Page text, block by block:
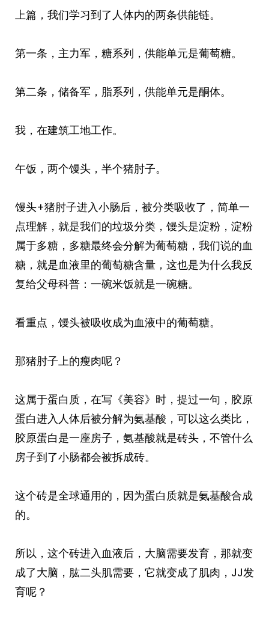
上篇，我们学习到了人体内的两条供能链。
第一条，主力军，糖系列，供能单元是葡萄糖。
第二条，储备军，脂系列，供能单元是酮体。
我，在建筑工地工作。
午饭，两个馒头，半个猪肘子。
馒头+猪肘子进入小肠后，被分类吸收了，简单一
点理解，就是我们的垃圾分类，馒头是淀粉，淀粉
属于多糖，多糖最终会分解为葡萄糖，我们说的血
糖，就是血液里的葡萄糖含量，这也是为什么我反
复给父母科普：一碗米饭就是一碗糖。
看重点，馒头被吸收成为血液中的葡萄糖。
那猪肘子上的瘦肉呢？
这属于蛋白质，在写《美容》时，提过一句，胶原
蛋白进入人体后被分解为氨基酸，可以这么类比，
胶原蛋白是一座房子，氨基酸就是砖头，不管什么
房子到了小肠都会被拆成砖。
这个砖是全球通用的，因为蛋白质就是氨基酸合成
的。
所以，这个砖进入血液后，大脑需要发育，那就变
成了大脑，肱二头肌需要，它就变成了肌肉，JJ发
育呢？